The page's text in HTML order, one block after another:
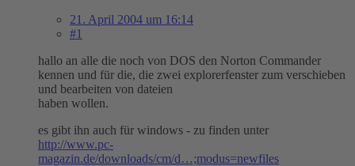
21. April 2004 um 16:14
#1
hallo an alle die noch von DOS den Norton Commander
kennen und für die, die zwei explorerfenster zum verschieben
und bearbeiten von dateien
haben wollen.
es gibt ihn auch für windows - zu finden unter
http://www.pc-
magazin.de/downloads/cm/d…;modus=newfiles